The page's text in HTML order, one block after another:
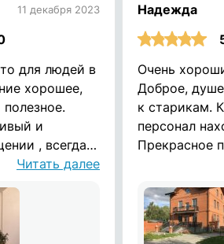
11 декабря 2023
для людей в
хорошее,
полезное.
и
, всегда
вам
Читать далее
Надежда
Очень
Доброе,
к старикам.
персонал
Прекрасное